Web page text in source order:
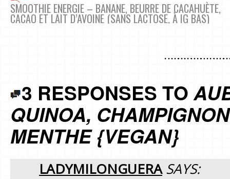
SMOOTHIE ENERGIE – BANANE, BEURRE DE CACAHUÈTE,
CACAO ET LAIT D’AVOINE (SANS LACTOSE, À IG BAS)
3 RESPONSES TO
QUINOA,
MENTHE {VEGAN}
LADYMILONGUERA SAYS: